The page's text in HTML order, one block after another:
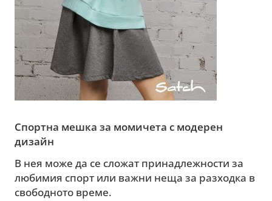
Спортна мешка за момичета с модерен
дизайн
В нея може да се сложат принадлежности за
любимия спорт или важни неща за разходка в
свободното време.